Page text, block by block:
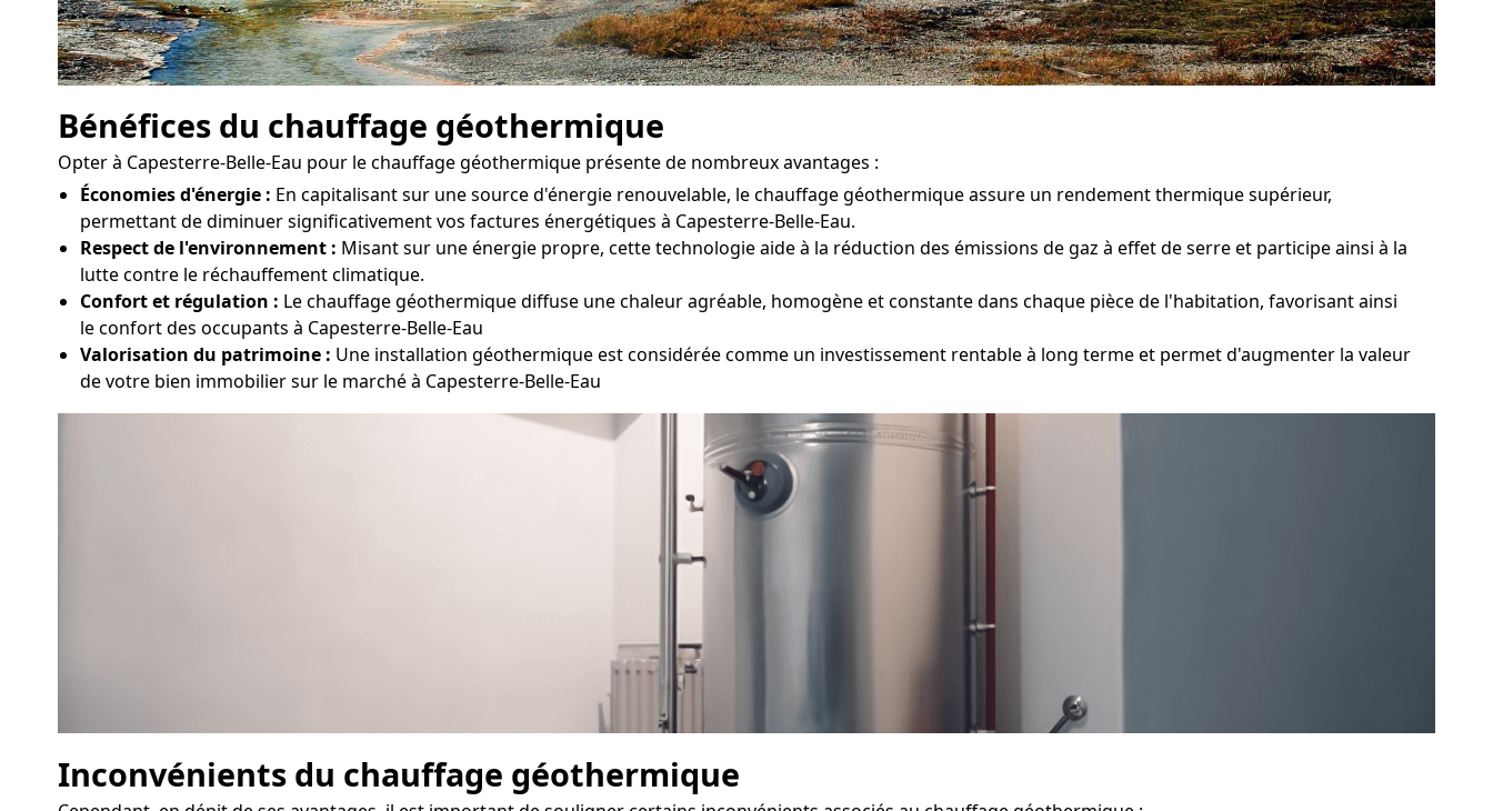
Bénéfices du chauffage géothermique
Opter à Capesterre-Belle-Eau pour le chauffage géothermique présente de nombreux avantages :
Économies d'énergie : En capitalisant sur une source d'énergie renouvelable, le chauffage géothermique assure un rendement thermique supérieur,
permettant de diminuer significativement vos factures énergétiques à Capesterre-Belle-Eau.
Respect de l'environnement : Misant sur une énergie propre, cette technologie aide à la réduction des émissions de gaz à effet de serre et participe ainsi à la
lutte contre le réchauffement climatique.
Confort et régulation : Le chauffage géothermique diffuse une chaleur agréable, homogène et constante dans chaque pièce de l'habitation, favorisant ainsi
le confort des occupants à Capesterre-Belle-Eau
Valorisation du patrimoine : Une installation géothermique est considérée comme un investissement rentable à long terme et permet d'augmenter la valeur
de votre bien immobilier sur le marché à Capesterre-Belle-Eau
Inconvénients du chauffage géothermique